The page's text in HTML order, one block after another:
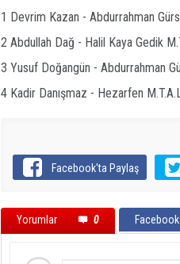
1 Devrim Kazan - Abdurrahman
2 Abdullah Dağ - Halil Kaya Gedik
3 Yusuf Doğangün - Abdurrahman
4 Kadir Danışmaz - Hezarfen
Facebook'ta Paylaş
Yorumlar 0